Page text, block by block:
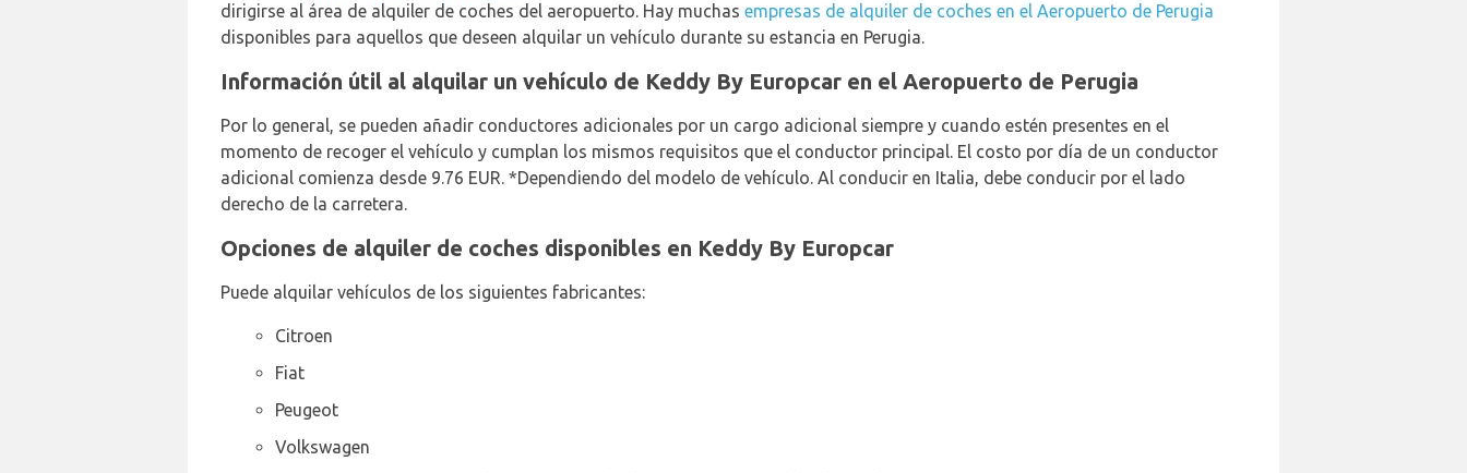
dirigirse al área de alquiler de coches del aeropuerto. Hay muchas empresas de alquiler de coches en el Aeropuerto de Perugia
disponibles para aquellos que deseen alquilar un vehículo durante su estancia en Perugia.
Información útil al alquilar un vehículo de Keddy By Europcar en el Aeropuerto de Perugia
Por lo general, se pueden añadir conductores adicionales por un cargo adicional siempre y cuando estén presentes en el
momento de recoger el vehículo y cumplan los mismos requisitos que el conductor principal. El costo por día de un conductor
adicional comienza desde 9.76 EUR. *Dependiendo del modelo de vehículo. Al conducir en Italia, debe conducir por el lado
derecho de la carretera.
Opciones de alquiler de coches disponibles en Keddy By Europcar
Puede alquilar vehículos de los siguientes fabricantes:
Citroen
Fiat
Peugeot
Volkswagen